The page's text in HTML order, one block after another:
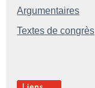
Argumentaires
Textes de congrès